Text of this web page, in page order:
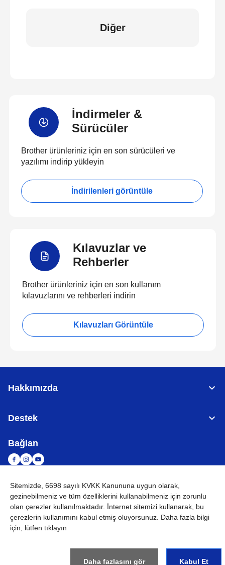
Diğer
İndirmeler &
Sürücüler
Brother ürünleriniz için en son sürücüleri ve
yazılımı indirip yükleyin
İndirilenleri görüntüle
Kılavuzlar ve
Rehberler
Brother ürünleriniz için en son kullanım
kılavuzlarını ve rehberleri indirin
Kılavuzları Görüntüle
Hakkımızda
Destek
Bağlan
TÜRKİYE Küresel Ağ
Kullanım Koşulları Site haritası Küresel Siteye Git
©
Sitemizde, 6698 sayılı KVKK Kanununa uygun olarak,
gezinebilmeniz ve tüm özelliklerini kullanabilmeniz için zorunlu
olan çerezler kullanılmaktadır. İnternet sitemizi kullanarak, bu
çerezlerin kullanımını kabul etmiş oluyorsunuz. Daha fazla bilgi
için, lütfen tıklayın
Daha fazlasını gör Kabul Et